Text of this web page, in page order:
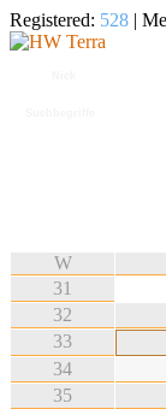
Registered: 528 |
W
31
32
33
34
35